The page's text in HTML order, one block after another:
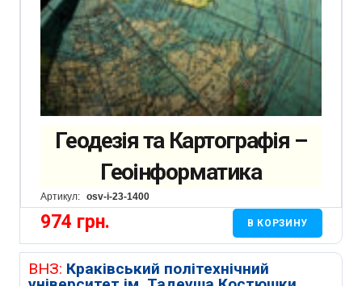
Геодезія та Картографія –
Геоінформатика
Артикул: osv-i-23-1400
974 грн. В КОРЗИНУ
ВНЗ: Краківський політехнічний